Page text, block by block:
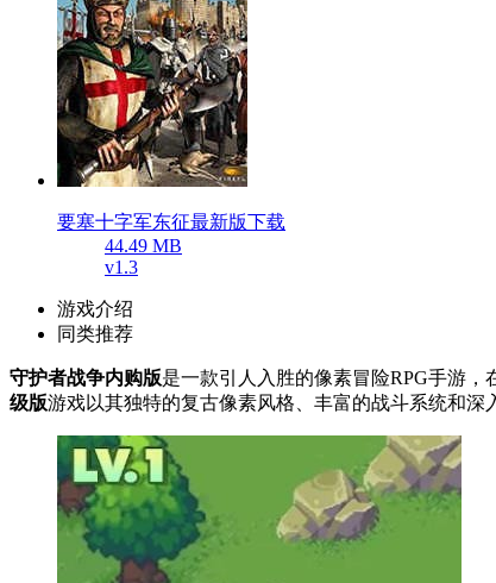
要塞十字军东征最新版下载
44.49 MB
v1.3
游戏介绍
同类推荐
守护者战争内购版是一款引人入胜的像素冒险RPG手游
级版游戏以其独特的复古像素风格、丰富的战斗系统和深